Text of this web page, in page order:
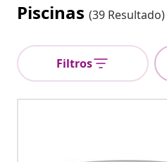
Piscinas (39 Resultado)
Filtros